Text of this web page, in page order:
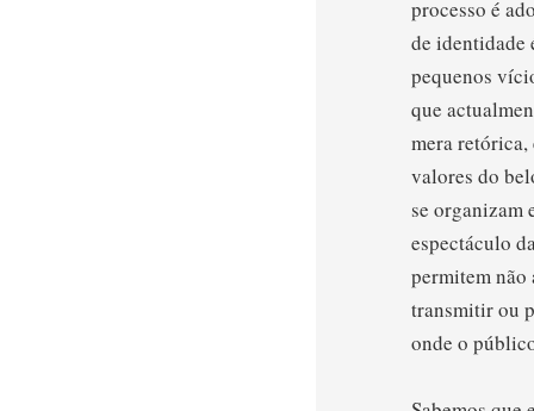
processo é
de identidade
pequenos
que
mera
valores do
se organizam
espectáculo
permitem não
transmitir ou
onde o